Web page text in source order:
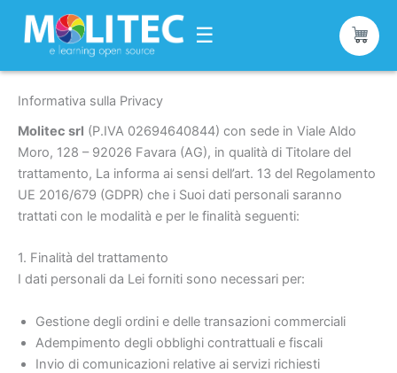
☰
contenuto
Informativa sulla Privacy
Molitec srl (P.IVA 02694640844) con sede in Viale Aldo
Moro, 128 – 92026 Favara (AG), in qualità di Titolare del
trattamento, La informa ai sensi dell’art. 13 del Regolamento
UE 2016/679 (GDPR) che i Suoi dati personali saranno
trattati con le modalità e per le finalità seguenti:
1. Finalità del trattamento
I dati personali da Lei forniti sono necessari per:
Gestione degli ordini e delle transazioni commerciali
Adempimento degli obblighi contrattuali e fiscali
Invio di comunicazioni relative ai servizi richiesti